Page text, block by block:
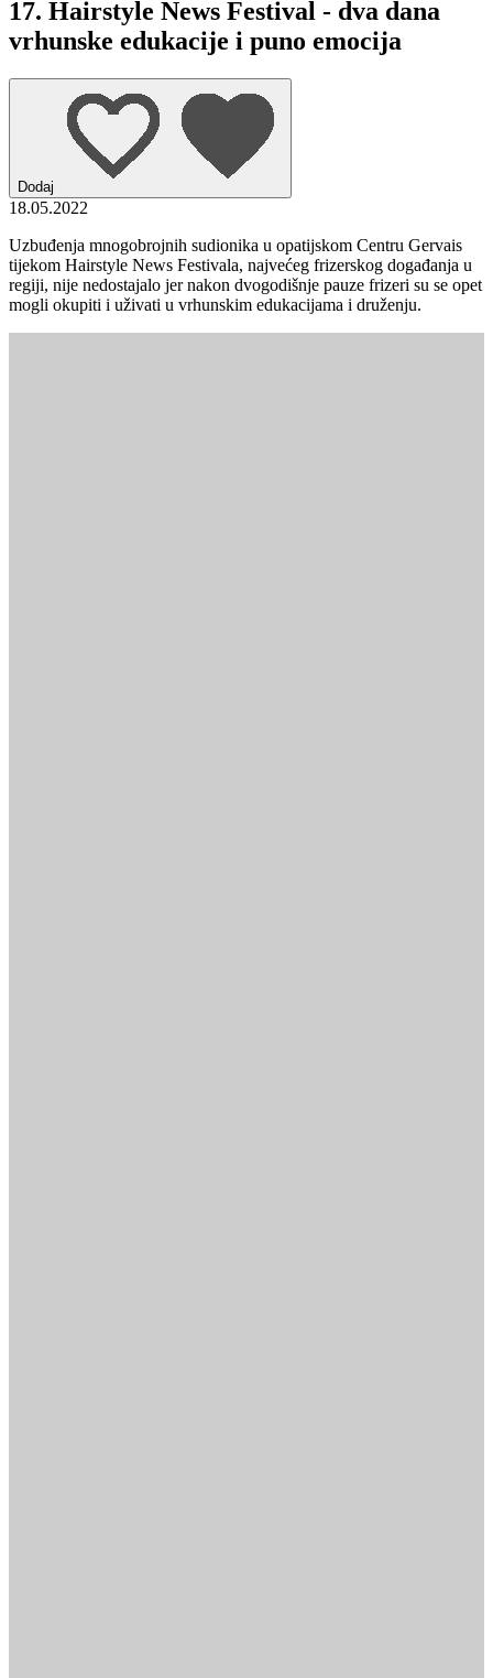
17. Hairstyle News Festival - dva dana
vrhunske edukacije i puno emocija
Dodaj
18.05.2022
Uzbuđenja mnogobrojnih sudionika u opatijskom Centru Gervais
tijekom Hairstyle News Festivala, najvećeg frizerskog događanja u
regiji, nije nedostajalo jer nakon dvogodišnje pauze frizeri su se opet
mogli okupiti i uživati u vrhunskim edukacijama i druženju.